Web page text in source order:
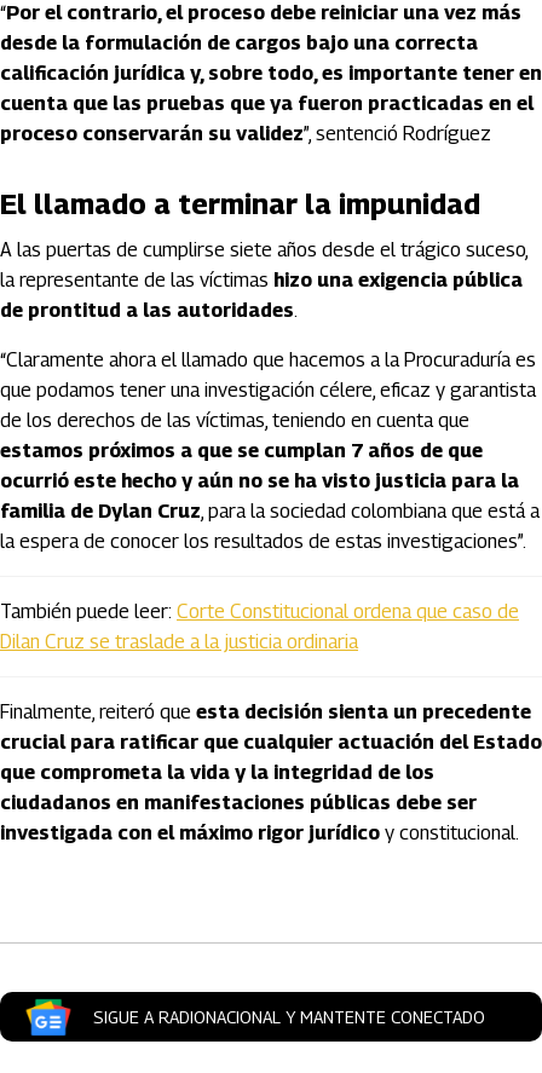
“Por el contrario, el proceso debe reiniciar una vez más
desde la formulación de cargos bajo una correcta
calificación jurídica y, sobre todo, es importante tener en
cuenta que las pruebas que ya fueron practicadas en el
proceso conservarán su validez”, sentenció Rodríguez
El llamado a terminar la impunidad
A las puertas de cumplirse siete años desde el trágico suceso,
la representante de las víctimas hizo una exigencia pública
de prontitud a las autoridades.
“Claramente ahora el llamado que hacemos a la Procuraduría es
que podamos tener una investigación célere, eficaz y garantista
de los derechos de las víctimas, teniendo en cuenta que
estamos próximos a que se cumplan 7 años de que
ocurrió este hecho y aún no se ha visto justicia para la
familia de Dylan Cruz, para la sociedad colombiana que está a
la espera de conocer los resultados de estas investigaciones”.
También puede leer: Corte Constitucional ordena que caso de
Dilan Cruz se traslade a la justicia ordinaria
Finalmente, reiteró que esta decisión sienta un precedente
crucial para ratificar que cualquier actuación del Estado
que comprometa la vida y la integridad de los
ciudadanos en manifestaciones públicas debe ser
investigada con el máximo rigor jurídico y constitucional.
SIGUE A RADIONACIONAL Y MANTENTE CONECTADO